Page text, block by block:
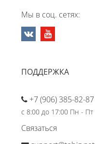
Мы в соц. сетях:
ПОДДЕРЖКА
+7 (906) 385-82-87
с 8:00 до 17:00 Пн - Пт
Связаться